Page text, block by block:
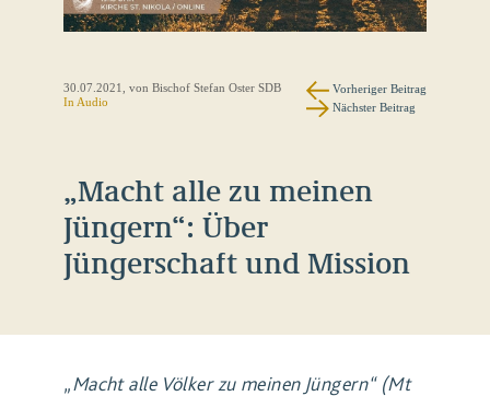
30.07.2021
, von Bischof Stefan Oster SDB
In Audio
Vorheriger Beitrag
Nächster Beitrag
„Macht alle zu meinen
Jüngern“: Über
Jüngerschaft und Mission
„Macht alle Völker zu meinen Jüngern“ (Mt